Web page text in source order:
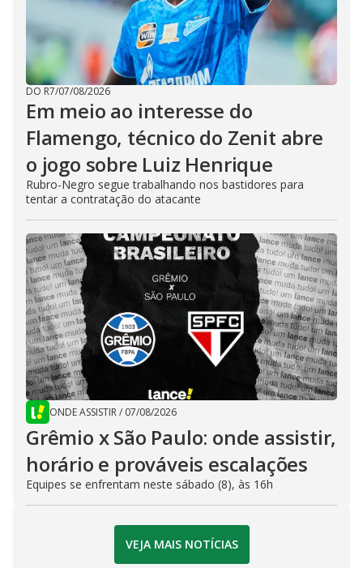
DO R7/07/08/2026
Em meio ao interesse do
Flamengo, técnico do Zenit abre
o jogo sobre Luiz Henrique
Rubro-Negro segue trabalhando nos bastidores para
tentar a contratação do atacante
ONDE ASSISTIR/ 07/08/2026
Grêmio x São Paulo: onde assistir,
horário e prováveis escalações
Equipes se enfrentam neste sábado (8), às 16h
VEJA MAIS NOTÍCIAS